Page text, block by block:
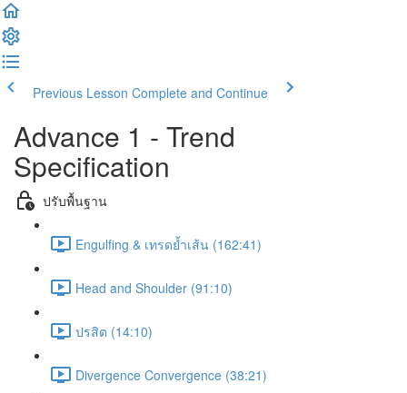
Previous Lesson Complete and Continue
Advance 1 - Trend
Specification
ปรับพื้นฐาน
Engulfing & เทรดย้ำเส้น (162:41)
Head and Shoulder (91:10)
ปรสิต (14:10)
Divergence Convergence (38:21)